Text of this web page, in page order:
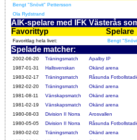
Bengt "Snövit" Pettersson
Ola Rydstrand
AIK-spelare med IFK Västerås
Favorittyp
Spelare
Favoritlag hela livet: Bengt
Spelade matcher:
2002-06-20 Träningsmatch Apalby IP
1987-01-31
Hallsvenskan Okänd arena
1983-02-17
Träningsmatch Råsunda
1982-02-20
Träningsmatch Okänd arena
1981-08-11
Vänskapsmatch Okänd arena
1981-02-19
Vänskapsmatch Okänd arena
1980-08-03
Division II Norra Arosvallen
1980-05-05
Division II Norra Råsunda
1980-02-02
Träningsmatch Okänd arena